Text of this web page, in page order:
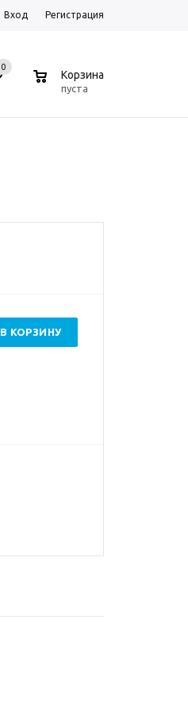
Вход Регистрация
0
Корзина
пуста
В КОРЗИНУ